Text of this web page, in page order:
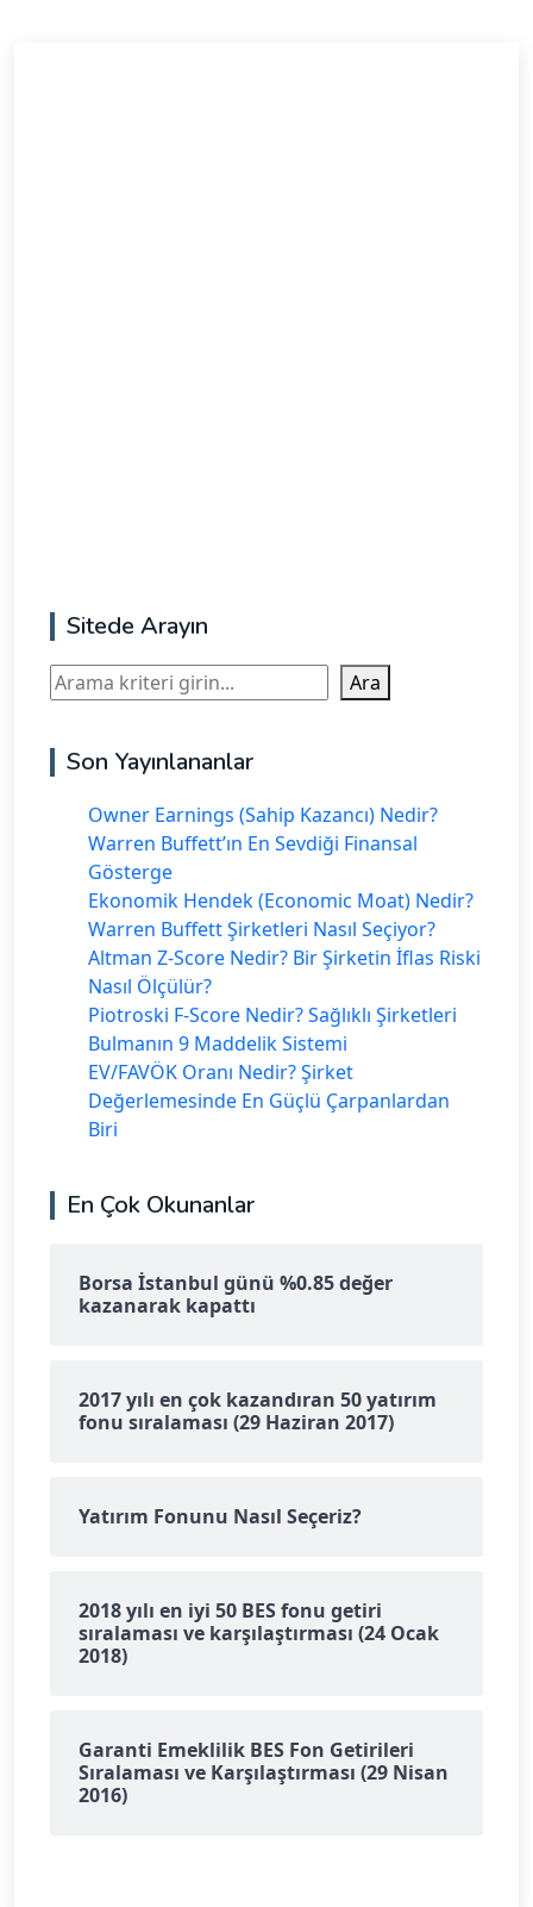
Sitede Arayın
Ara Ara
Son Yayınlananlar
Owner Earnings (Sahip Kazancı) Nedir?
Warren Buffett’ın En Sevdiği Finansal
Gösterge
Ekonomik Hendek (Economic Moat) Nedir?
Warren Buffett Şirketleri Nasıl Seçiyor?
Altman Z-Score Nedir? Bir Şirketin İflas Riski
Nasıl Ölçülür?
Piotroski F-Score Nedir? Sağlıklı Şirketleri
Bulmanın 9 Maddelik Sistemi
EV/FAVÖK Oranı Nedir? Şirket
Değerlemesinde En Güçlü Çarpanlardan
Biri
En Çok Okunanlar
Borsa İstanbul günü %0.85 değer
kazanarak kapattı
2017 yılı en çok kazandıran 50 yatırım
fonu sıralaması (29 Haziran 2017)
Yatırım Fonunu Nasıl Seçeriz?
2018 yılı en iyi 50 BES fonu getiri
sıralaması ve karşılaştırması (24 Ocak
2018)
Garanti Emeklilik BES Fon Getirileri
Sıralaması ve Karşılaştırması (29 Nisan
2016)